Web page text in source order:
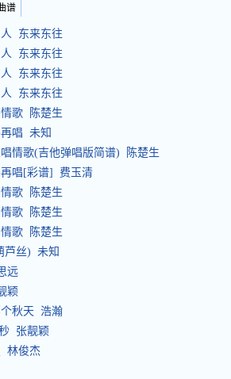
谱
东来东往
东来东往
东来东往
东来东往
歌 陈楚生
唱 未知
情歌(吉他弹唱版简谱) 陈楚生
唱[彩谱] 费玉清
歌 陈楚生
歌 陈楚生
歌 陈楚生
芦丝) 未知
远
颖
秋天 浩瀚
张靓颖
林俊杰